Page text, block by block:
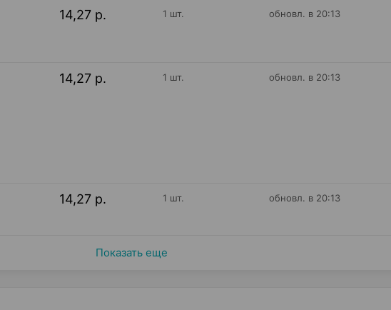
14,27 р. 1 шт. обновл. в 20:13
14,27 р. 1 шт. обновл. в 20:13
14,27 р. 1 шт. обновл. в 20:13
Показать еще